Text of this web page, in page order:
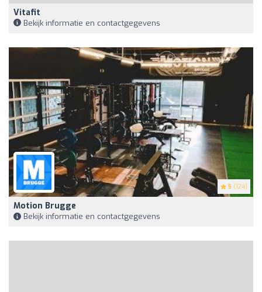
Vitafit
Bekijk informatie en contactgegevens
5 (124)
Motion Brugge
Bekijk informatie en contactgegevens